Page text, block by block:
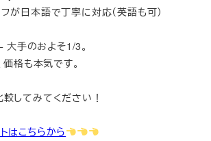
が日本語で丁寧に対応（英語も可）
手のおよそ1/3。
格も本気です。
してみてください！
はこちらから